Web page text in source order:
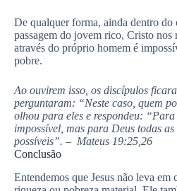
De qualquer forma, ainda dentro do
passagem do jovem rico, Cristo nos
através do próprio homem é
pobre.
Ao ouvirem isso, os discípulos
perguntaram: “Neste caso, quem
olhou para eles e respondeu: “Para
impossível, mas para Deus todas as
possíveis”. – Mateus 19:25,26
Conclusão
Entendemos que Jesus não leva em